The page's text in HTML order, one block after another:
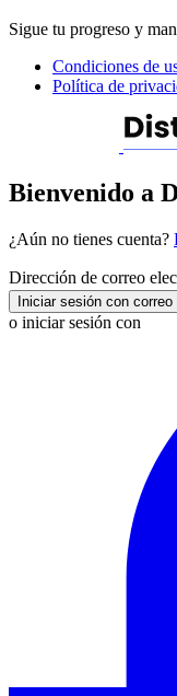
Sigue tu progreso y
Condiciones de
Política de
Bienvenido a
¿Aún no tienes cuenta?
Dirección de correo
Iniciar sesión con
o iniciar sesión con